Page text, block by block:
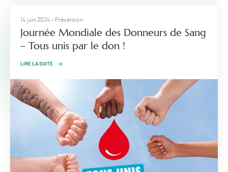
14 juin 2024 - Prévention
Journée Mondiale des Donneurs de Sang
– Tous unis par le don !
LIRE LA SUITE